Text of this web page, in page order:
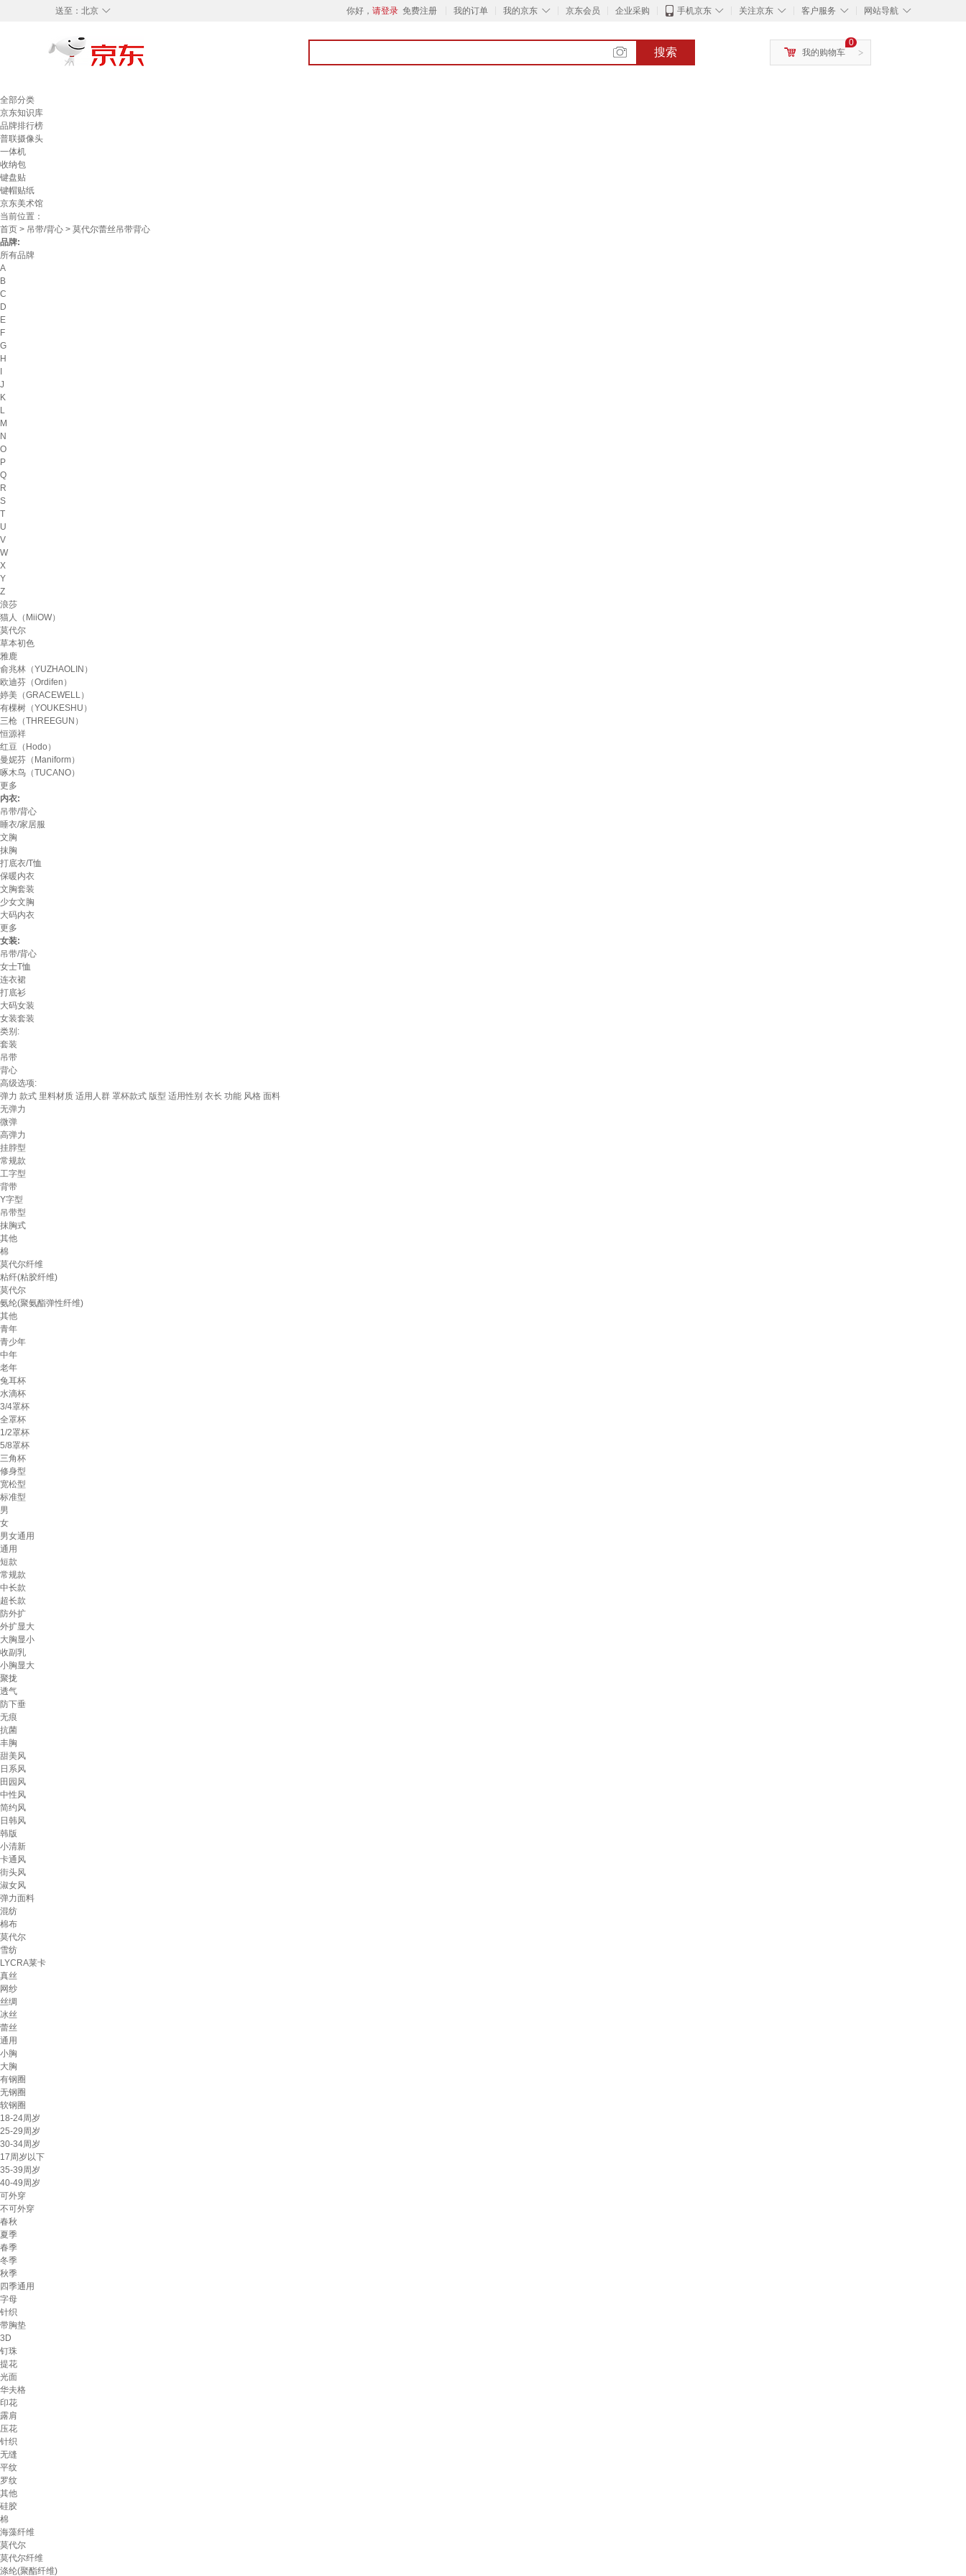
◇
送至： 北京 你好， 请登录 免费注册 我的订单 ◇
我的京东 京东会员 企业采购 ◇
手机京东 ◇
关注京东 ◇
客户服务 ◇
网站导航
搜索 >
0
我的购物车
全部分类
京东知识库
品牌排行榜
普联摄像头
一体机
收纳包
键盘贴
键帽贴纸
京东美术馆
当前位置：
首页 > 吊带/背心 > 莫代尔蕾丝吊带背心
品牌:
所有品牌
A
B
C
D
E
F
G
H
J
K
L
M
N
O
P
Q
R
S
T
U
V
W
X
Y
Z
浪莎
猫人（MiiOW）
莫代尔
草本初色
雅鹿
俞兆林（YUZHAOLIN）
欧迪芬（Ordifen）
婷美（GRACEWELL）
有棵树（YOUKESHU）
三枪（THREEGUN）
恒源祥
红豆（Hodo）
曼妮芬（Maniform）
啄木鸟（TUCANO）
更多
内衣:
吊带/背心
睡衣/家居服
文胸
抹胸
打底衣/T恤
保暖内衣
文胸套装
少女文胸
大码内衣
更多
女装:
吊带/背心
女士T恤
连衣裙
打底衫
大码女装
女装套装
类别:
套装
吊带
背心
高级选项:
弹力 款式 里料材质 适用人群 罩杯款式 版型 适用性别 衣长 功能 风格 面料
无弹力
微弹
高弹力
挂脖型
常规款
工字型
背带
Y字型
吊带型
抹胸式
其他
棉
莫代尔纤维
粘纤(粘胶纤维)
莫代尔
氨纶(聚氨酯弹性纤维)
其他
青年
青少年
中年
老年
兔耳杯
水滴杯
3/4罩杯
全罩杯
1/2罩杯
5/8罩杯
三角杯
修身型
宽松型
标准型
男
女
男女通用
通用
短款
常规款
中长款
超长款
防外扩
外扩显大
大胸显小
收副乳
小胸显大
聚拢
透气
防下垂
无痕
抗菌
丰胸
甜美风
日系风
田园风
中性风
简约风
日韩风
韩版
小清新
卡通风
街头风
淑女风
弹力面料
混纺
棉布
莫代尔
雪纺
LYCRA莱卡
真丝
网纱
丝绸
冰丝
蕾丝
通用
小胸
大胸
有钢圈
无钢圈
软钢圈
18-24周岁
25-29周岁
30-34周岁
17周岁以下
35-39周岁
40-49周岁
可外穿
不可外穿
春秋
夏季
春季
冬季
秋季
四季通用
字母
针织
带胸垫
3D
钉珠
提花
光面
华夫格
印花
露肩
压花
针织
无缝
平纹
罗纹
其他
硅胶
棉
海藻纤维
莫代尔
莫代尔纤维
涤纶(聚酯纤维)